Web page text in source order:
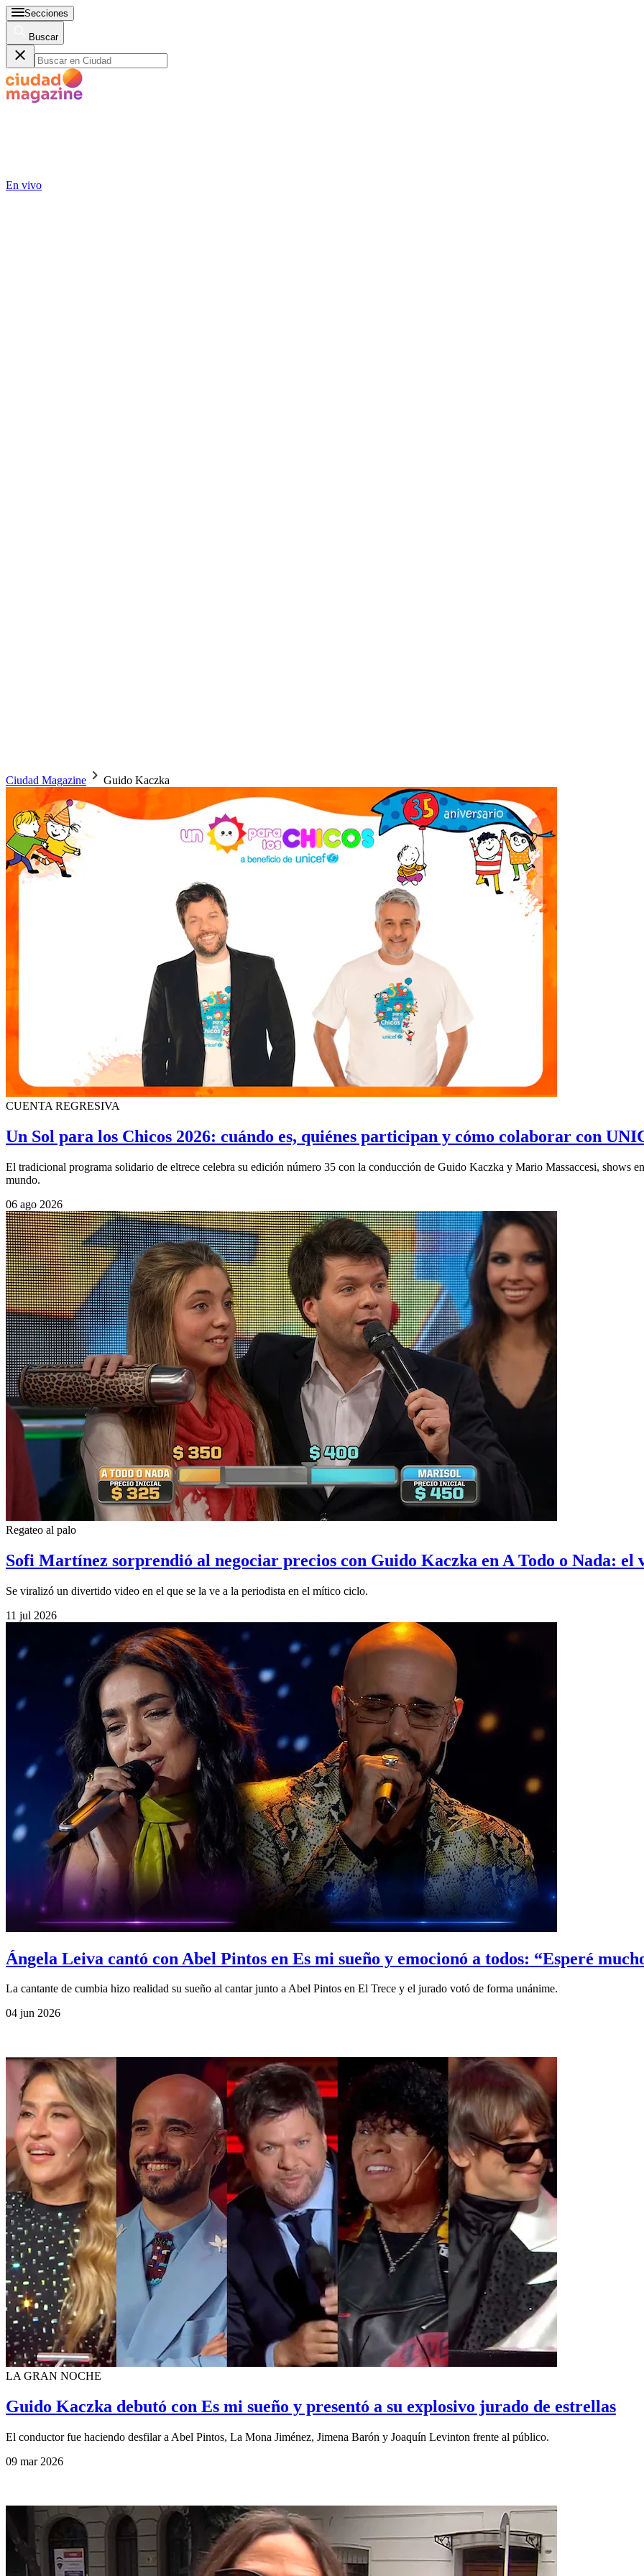
Secciones
Buscar
En vivo
Ciudad Magazine Guido Kaczka
CUENTA REGRESIVA
Un Sol para los Chicos 2026: cuándo es, quiénes participan y cómo colaborar con
El tradicional programa solidario de eltrece celebra su edición número 35 con la conducción de Guido Kaczka y Mario Massaccesi, shows
mundo.
06 ago 2026
Regateo al palo
Sofi Martínez sorprendió al negociar precios con Guido Kaczka en A Todo o Nada: el
Se viralizó un divertido video en el que se la ve a la periodista en el mítico ciclo.
11 jul 2026
Ángela Leiva cantó con Abel Pintos en Es mi sueño y emocionó a todos: “Esperé
La cantante de cumbia hizo realidad su sueño al cantar junto a Abel Pintos en El Trece y el jurado votó de forma unánime.
04 jun 2026
LA GRAN NOCHE
Guido Kaczka debutó con Es mi sueño y presentó a su explosivo jurado de estrellas
El conductor fue haciendo desfilar a Abel Pintos, La Mona Jiménez, Jimena Barón y Joaquín Levinton frente al público.
09 mar 2026